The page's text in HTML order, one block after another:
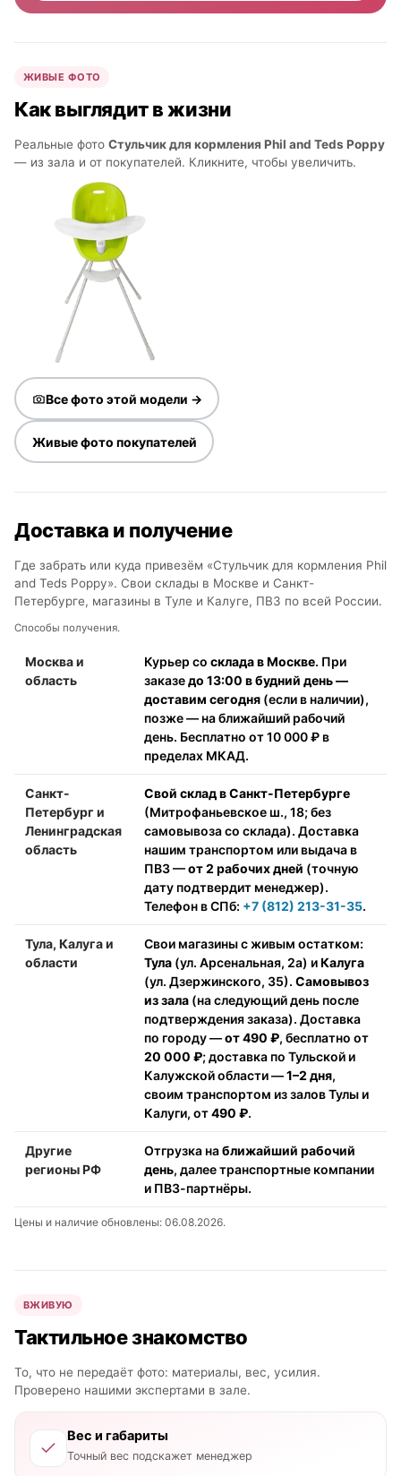
ЖИВЫЕ ФОТО
Как выглядит в жизни
Реальные фото Стульчик для кормления Phil and Teds Poppy
— из зала и от покупателей. Кликните, чтобы увеличить.
Все фото этой модели →
Живые фото покупателей
Доставка и получение
Где забрать или куда привезём «Стульчик для кормления Phil
and Teds Poppy». Свои склады в Москве и Санкт-
Петербурге, магазины в Туле и Калуге, ПВЗ по всей России.
Способы получения.
Москва и
область
Курьер со склада в Москве. При
заказедо 13:00 в будний день —
доставим сегодня (если в наличии),
позже — на ближайший рабочий
день. Бесплатно от 10 000 ₽ в
пределах МКАД.
Санкт-
Петербург и
Ленинградская
область
Свой склад в Санкт-Петербурге
(Митрофаньевское ш., 18; без
самовывоза со склада). Доставка
нашим транспортом или выдача в
ПВЗ —от 2 рабочих дней (точную
дату подтвердит менеджер).
Телефон в СПб: +7 (812) 213-31-35.
Тула, Калуга и
области
Свои магазины с живым остатком:
Тула (ул. Арсенальная, 2а) иКалуга
(ул. Дзержинского, 35). Самовывоз
из зала (на следующий день после
подтверждения заказа). Доставка
по городу —от 490 ₽, бесплатно от
20 000 ₽; доставка по Тульской и
Калужской области —1–2 дня,
своим транспортом из залов Тулы и
Калуги, от490 ₽.
Другие
регионы РФ
Отгрузка наближайший рабочий
день, далее транспортные компании
и ПВЗ-партнёры.
Цены и наличие обновлены: 06.08.2026.
ВЖИВУЮ
Тактильное знакомство
То, что не передаёт фото: материалы, вес, усилия.
Проверено нашими экспертами в зале.
Вес и габариты
Точный вес подскажет менеджер